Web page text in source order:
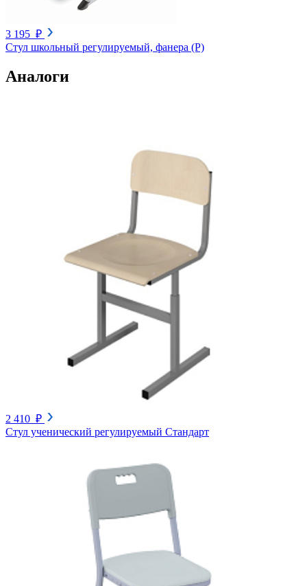
3 195 ₽
Стул школьный регулируемый, фанера (Р)
Аналоги
2 410 ₽
Стул ученический регулируемый Стандарт